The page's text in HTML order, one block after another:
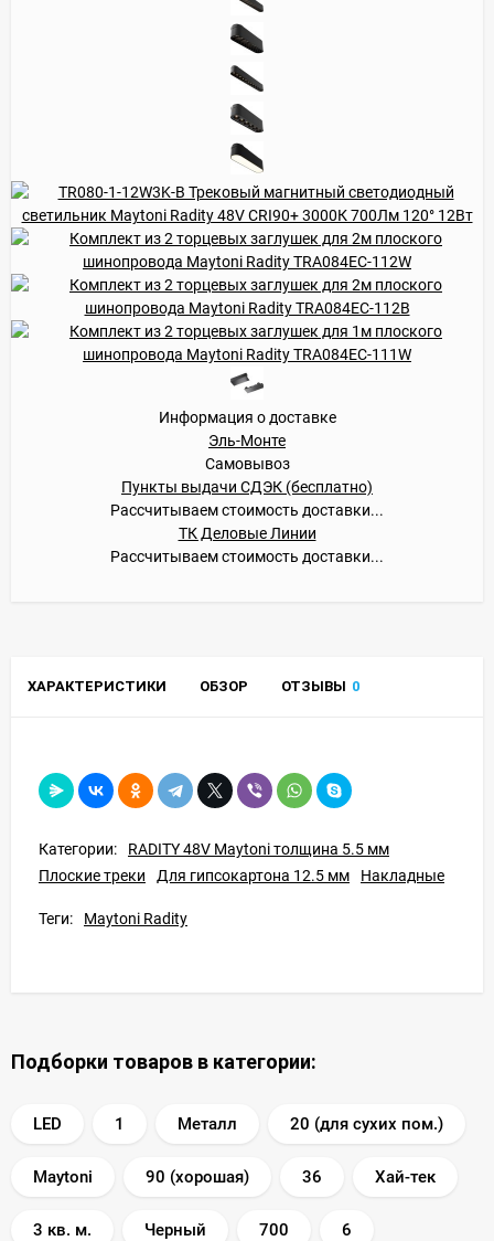
Информация о доставке
Эль-Монте
Самовывоз
Пункты выдачи СДЭК (бесплатно)
Рассчитываем стоимость доставки...
ТК Деловые Линии
Рассчитываем стоимость доставки...
ХАРАКТЕРИСТИКИ ОБЗОР ОТЗЫВЫ 0
Категории:
RADITY 48V Maytoni толщина 5.5 мм
Плоские треки
Для гипсокартона 12.5 мм Накладные
Теги: Maytoni Radity
Подборки товаров в категории:
LED 1 Металл 20 (для сухих пом.)
Maytoni 90 (хорошая) 36 Хай-тек
3 кв. м. Черный 700 6